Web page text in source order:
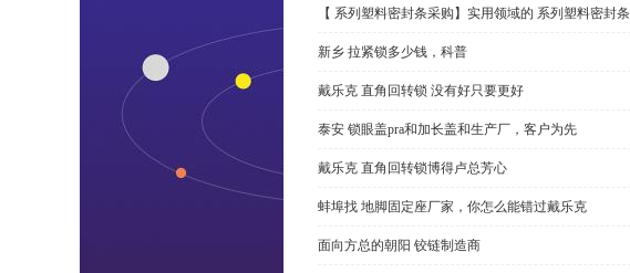
【 系列塑料密封条采购】实用领域的 系列塑料密封条
新乡 拉紧锁多少钱，科普
戴乐克 直角回转锁 没有好只要更好
泰安 锁眼盖pra和加长盖和生产厂，客户为先
戴乐克 直角回转锁博得卢总芳心
蚌埠找 地脚固定座厂家，你怎么能错过戴乐克
面向方总的朝阳 铰链制造商